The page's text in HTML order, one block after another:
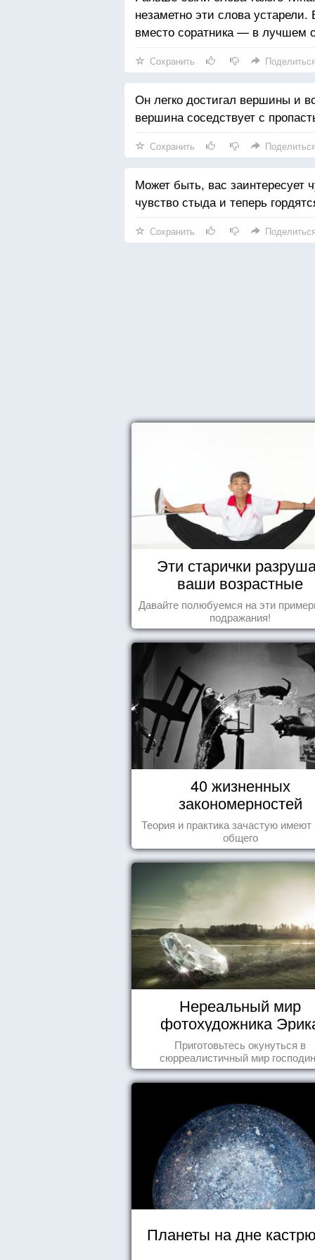
незаметно эти слова
вместо соратника — в лучшем
Сохранить
Он легко достигал вершины и
вершина соседствует с
Сохранить
Может быть, вас заинтересует
чувство стыда и теперь
Сохранить
Эти старички
ваши возрастные
стереотипы
Давайте полюбуемся на эти
подражания!
40 жизненных
закономерностей
Теория и практика зачастую
общего
Нереальный мир
фотохудожника
Йоханссона
Приготовьтесь окунуться в
сюрреалистичный мир
Йоханссона
Планеты на дне